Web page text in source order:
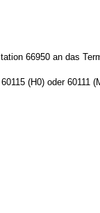
66950 an das
(H0) oder 60111